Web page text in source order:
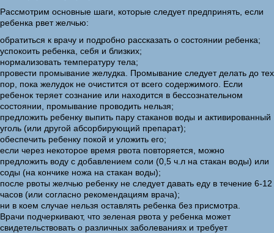
Рассмотрим основные шаги, которые следует предпринять, если
ребенка рвет желчью:
обратиться к врачу и подробно рассказать о состоянии ребенка;
успокоить ребенка, себя и близких;
нормализовать температуру тела;
провести промывание желудка. Промывание следует делать до тех
пор, пока желудок не очистится от всего содержимого. Если
ребенок теряет сознание или находится в бессознательном
состоянии, промывание проводить нельзя;
предложить ребенку выпить пару стаканов воды и активированный
уголь (или другой абсорбирующий препарат);
обеспечить ребенку покой и уложить его;
если через некоторое время рвота повторяется, можно
предложить воду с добавлением соли (0,5 ч.л на стакан воды) или
соды (на кончике ножа на стакан воды);
после рвоты желчью ребенку не следует давать еду в течение 6-12
часов (или согласно рекомендациям врача);
ни в коем случае нельзя оставлять ребенка без присмотра.
Врачи подчеркивают, что зеленая рвота у ребенка может
свидетельствовать о различных заболеваниях и требует